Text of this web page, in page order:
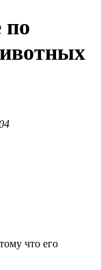
по
что его